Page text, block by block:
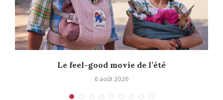
Le feel-good movie de l’été
6 août 2026